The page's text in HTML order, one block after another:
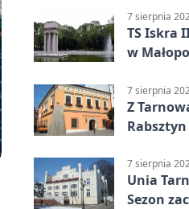
7 sierpnia
TS Iskra
w
7 sierpnia
Z
Rabsztyn
7 sierpnia
Unia
Sezon